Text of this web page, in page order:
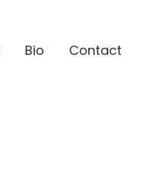
Bio Contact